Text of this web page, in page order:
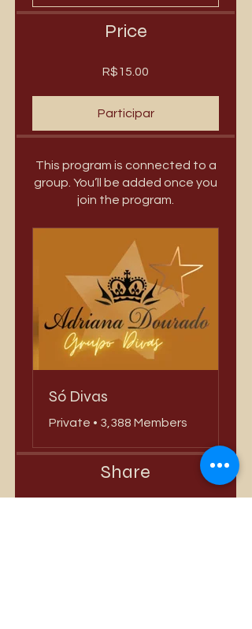
Price
R$15.00
Participar
This program is connected to a
group. You’ll be added once you
join the program.
Só Divas
Private • 3,388 Members
Share